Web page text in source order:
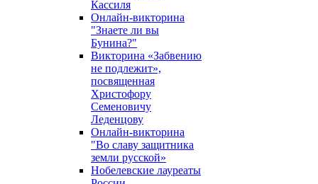
Кассиля
Онлайн-викторина
"Знаете ли вы
Бунина?"
Викторина «Забвению
не подлежит»,
посвященная
Христофору
Семеновичу
Леденцову
Онлайн-викторина
"Во славу защитника
земли русской»
Нобелевские лауреаты